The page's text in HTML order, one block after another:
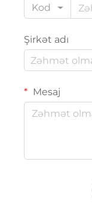
Kod
Şirkət adı
Mesaj